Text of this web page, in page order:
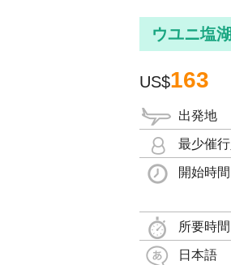
ウユニ塩
US$163
出発地
最少催
開始時間
所要時間
日本語